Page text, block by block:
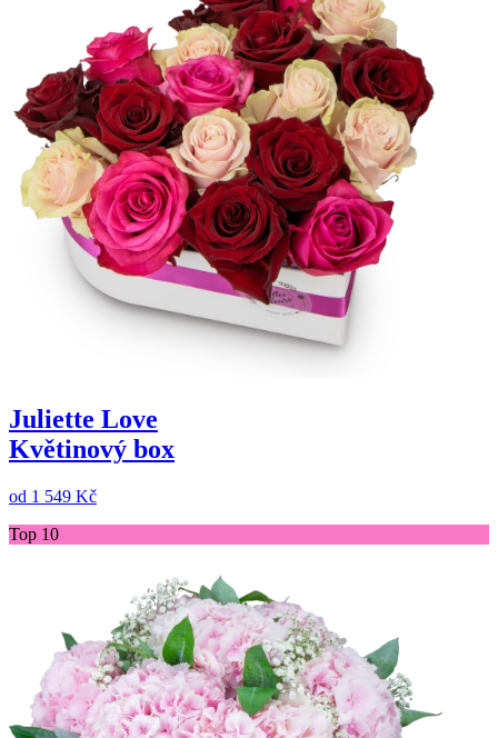
Juliette Love
Květinový box
od 1 549 Kč
Top 10